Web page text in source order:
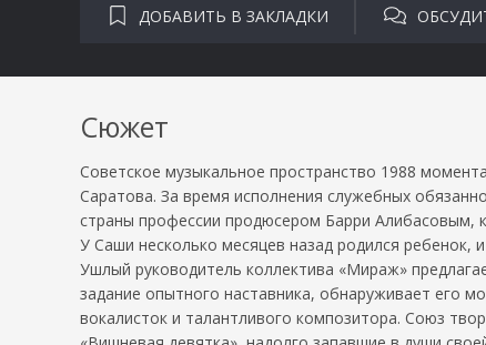
ДОБАВИТЬ В ЗАКЛАДКИ
Сюжет
Советское музыкальное пространство 1988
Саратова. За время исполнения служебных
страны профессии продюсером Барри Алибасовым,
У Саши несколько месяцев назад родился ребенок,
Ушлый руководитель коллектива «Мираж»
задание опытного наставника, обнаруживает его
вокалисток и талантливого композитора. Союз